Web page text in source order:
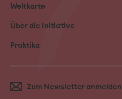
Weltkarte
Über die Initiative
Praktika
Zum Newsletter anmelden